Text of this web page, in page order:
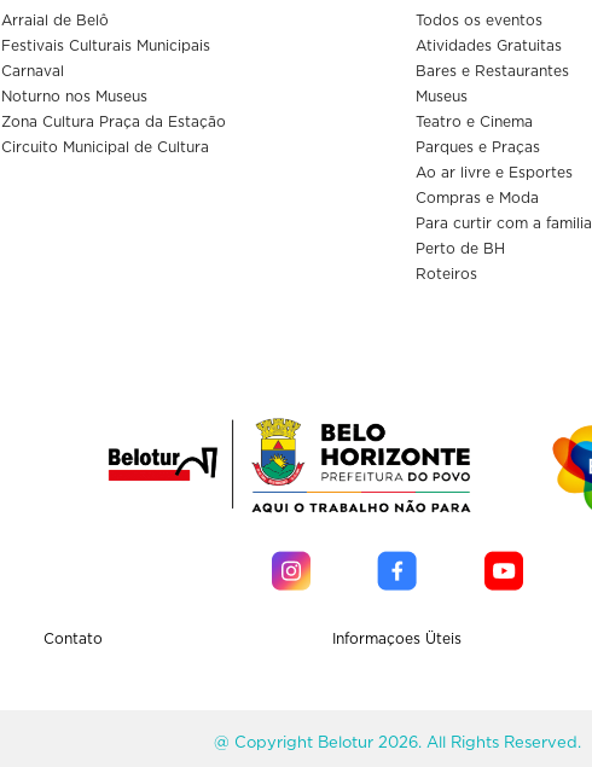
Arraial de Belô
Festivais Culturais Municipais
Carnaval
Noturno nos Museus
Zona Cultura Praça da Estação
Circuito Municipal de Cultura
Todos os eventos
Atividades Gratuitas
Bares e Restaurantes
Museus
Teatro e Cinema
Parques e Praças
Ao ar livre e Esportes
Compras e Moda
Para curtir com a familia
Perto de BH
Roteiros
Contato Informaçoes Üteis
@ Copyright Belotur 2026. All Rights Reserved.